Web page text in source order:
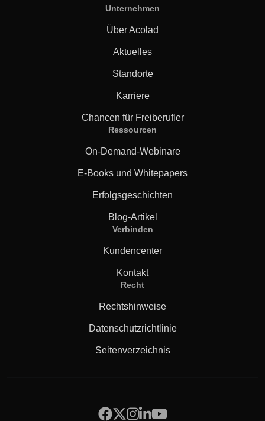
Unternehmen
Über Acolad
Aktuelles
Standorte
Karriere
Chancen für Freiberufler
Ressourcen
On-Demand-Webinare
E-Books und Whitepapers
Erfolgsgeschichten
Blog-Artikel
Verbinden
Kundencenter
Kontakt
Recht
Rechtshinweise
Datenschutzrichtlinie
Seitenverzeichnis